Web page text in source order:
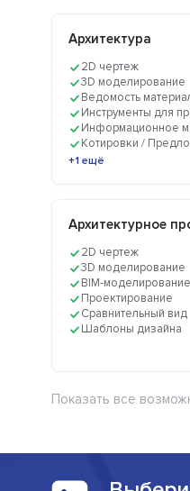
Архитектура
2D чертеж
3D моделирование
Ведомость
Инструменты для
Информационное
Котировки /
+1 ещё
Архитектурное
2D чертеж
3D моделирование
BIM-моделирование
Проектирование
Сравнительный вид
Шаблоны дизайна
Показать все